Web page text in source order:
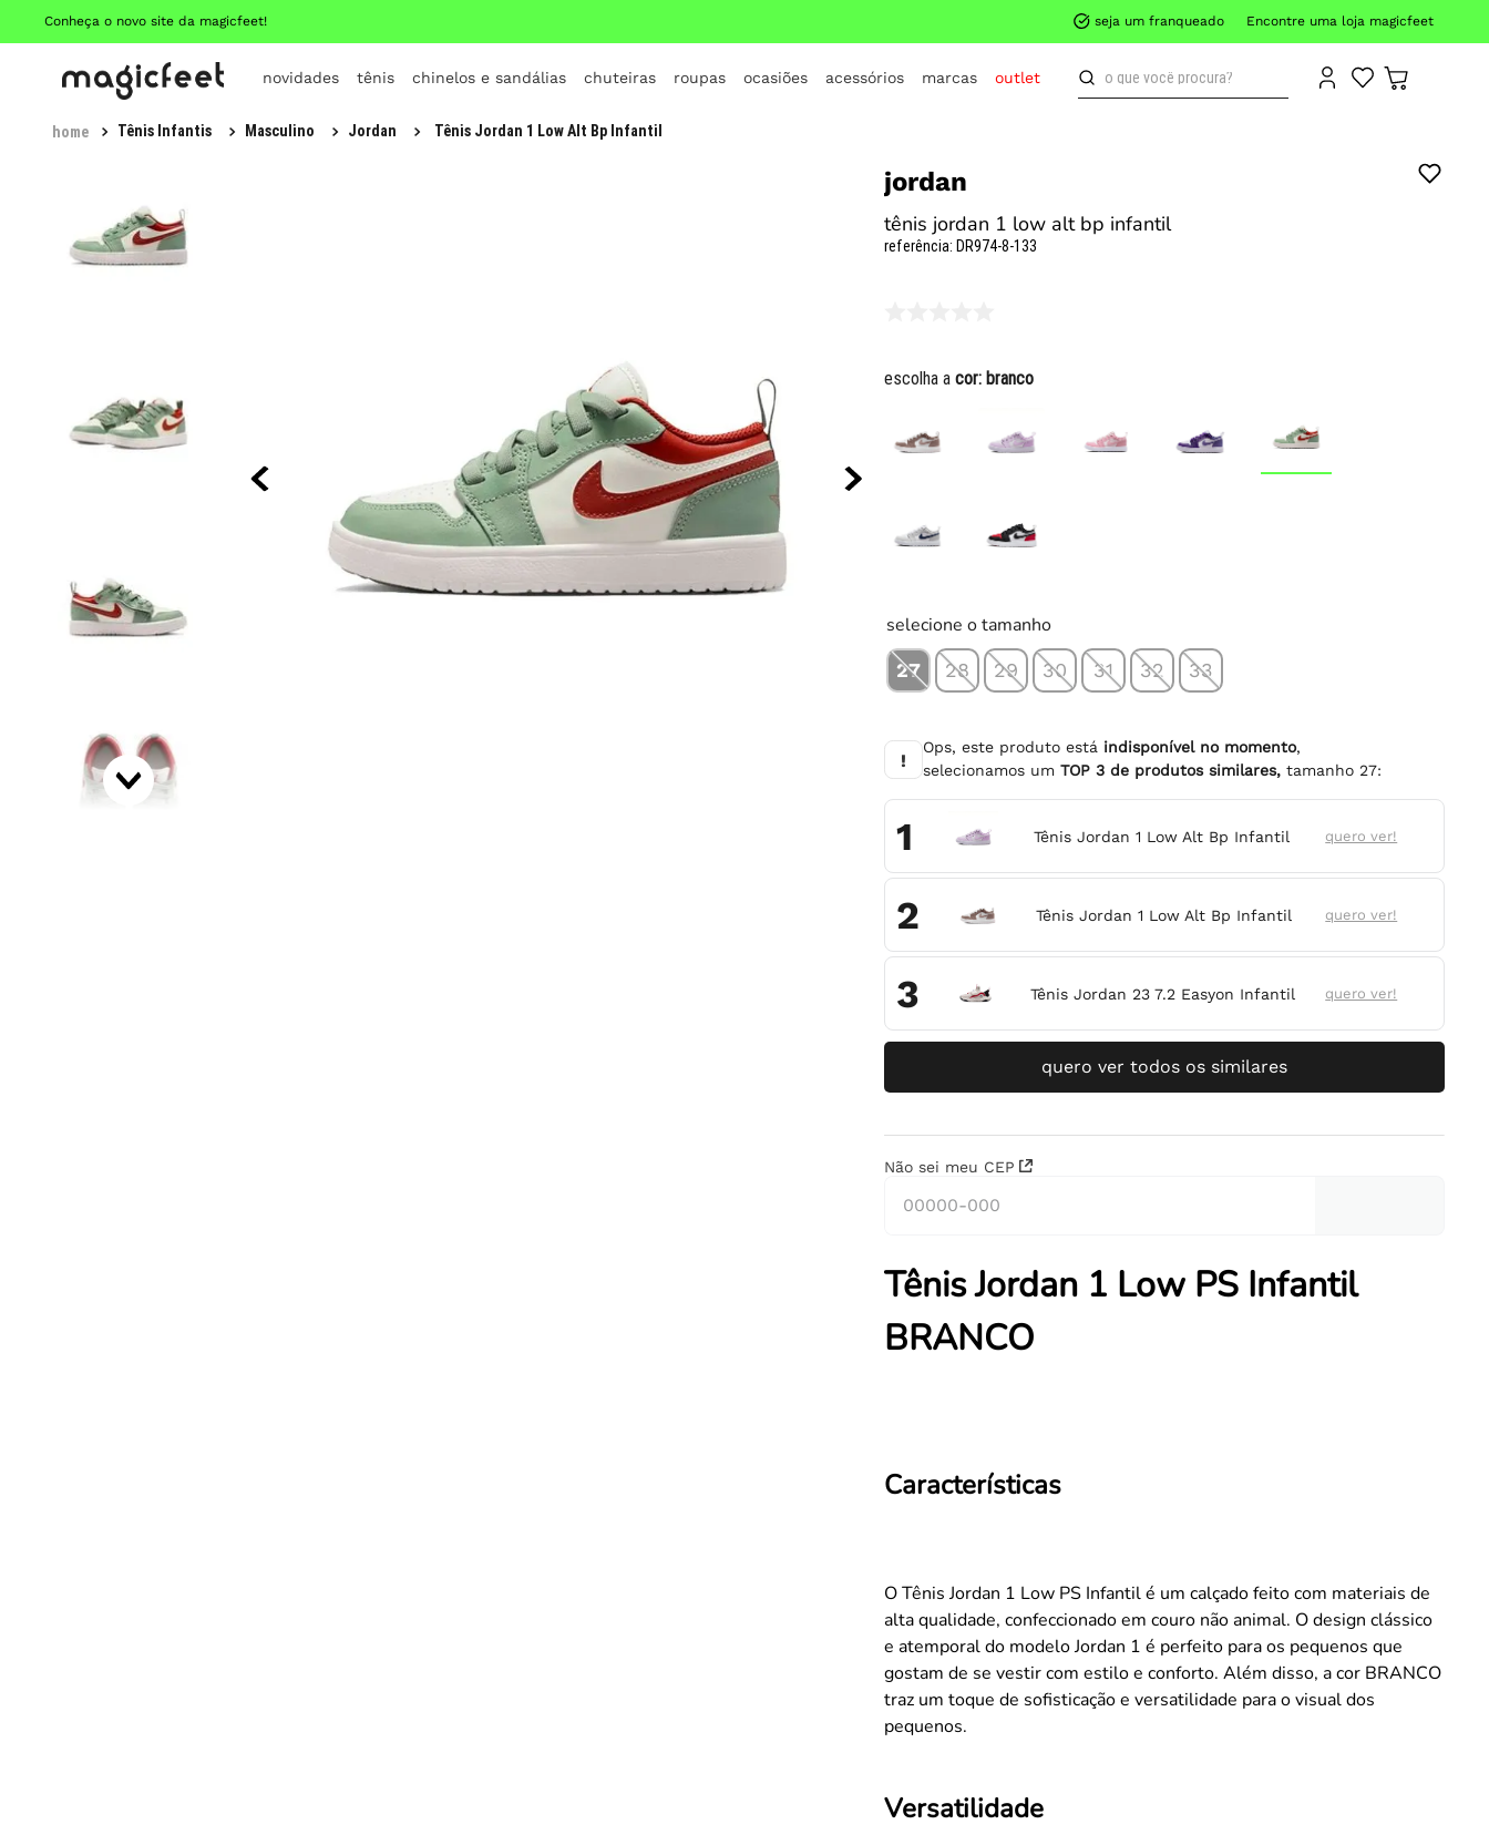
Conheça o novo site da magicfeet! seja um franqueado Encontre uma loja magicfeet
novidades tênis chinelos e sandálias chuteiras roupas ocasiões acessórios marcas outlet
o que você procura?
Tênis Infantis Masculino Jordan Tênis Jordan 1 Low Alt Bp Infantil
jordan
tênis jordan 1 low alt bp infantil
referência:DR974-8-133
escolha acor: branco
selecione o tamanho
27 28 29 30 31 32 33
!
Ops, este produto está indisponível no momento,
selecionamos umTOP3 de produtos similares, tamanho 27:
1 Tênis Jordan 1 Low Alt Bp Infantil quero ver!
2 Tênis Jordan 1 Low Alt Bp Infantil quero ver!
3 Tênis Jordan 23 7.2 Easyon Infantil quero ver!
quero ver todos os similares
Não sei meu CEP
Tênis Jordan 1 Low PS Infantil
BRANCO
Características
O Tênis Jordan 1 Low PS Infantil é um calçado feito com materiais de
alta qualidade, confeccionado em couro não animal. O design clássico
e atemporal do modelo Jordan 1 é perfeito para os pequenos que
gostam de se vestir com estilo e conforto. Além disso, a cor BRANCO
traz um toque de sofisticação e versatilidade para o visual dos
pequenos.
Versatilidade
TERMOS MAIS BUSCADOS
7º
all star
8º
vans
9º
tênis infantil
10º chuteira